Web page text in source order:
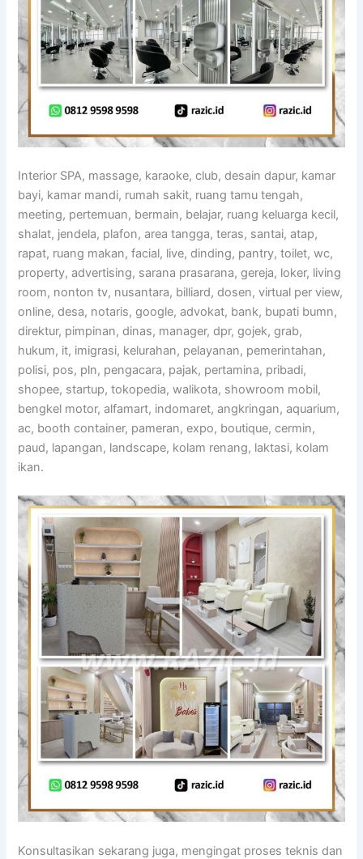
Interior SPA, massage, karaoke, club, desain dapur, kamar
bayi, kamar mandi, rumah sakit, ruang tamu tengah,
meeting, pertemuan, bermain, belajar, ruang keluarga kecil,
shalat, jendela, plafon, area tangga, teras, santai, atap,
rapat, ruang makan, facial, live, dinding, pantry, toilet, wc,
property, advertising, sarana prasarana, gereja, loker, living
room, nonton tv, nusantara, billiard, dosen, virtual per view,
online, desa, notaris, google, advokat, bank, bupati bumn,
direktur, pimpinan, dinas, manager, dpr, gojek, grab,
hukum, it, imigrasi, kelurahan, pelayanan, pemerintahan,
polisi, pos, pln, pengacara, pajak, pertamina, pribadi,
shopee, startup, tokopedia, walikota, showroom mobil,
bengkel motor, alfamart, indomaret, angkringan, aquarium,
ac, booth container, pameran, expo, boutique, cermin,
paud, lapangan, landscape, kolam renang, laktasi, kolam
ikan.
Konsultasikan sekarang juga, mengingat proses teknis dan